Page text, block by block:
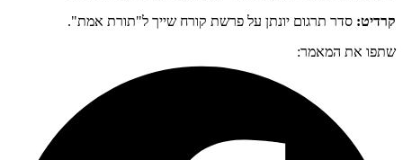
קרדיט: סדר תרגום יונתן על פרשת קורח שייך ל"תורת אמת".
שתפו את המאמר: